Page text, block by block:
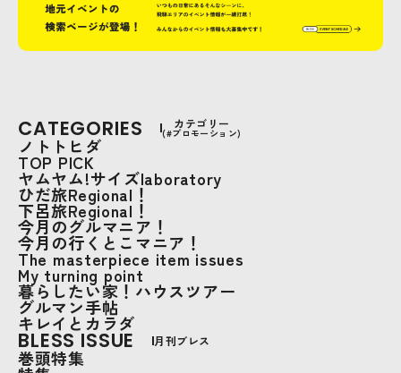
CATEGORIES カテゴリー
(#プロモーション)
ノトトヒダ
TOP PICK
ヤムヤム!サイズlaboratory
ひだ旅Regional！
下呂旅Regional！
今月のグルマニア！
今月の行くとこマニア！
The masterpiece item issues
My turning point
暮らしたい家！ハウスツアー
グルマン手帖
キレイとカラダ
BLESS ISSUE 月刊ブレス
巻頭特集